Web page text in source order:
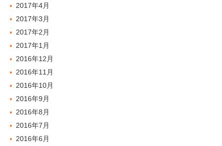
2017年4月
2017年3月
2017年2月
2017年1月
2016年12月
2016年11月
2016年10月
2016年9月
2016年8月
2016年7月
2016年6月